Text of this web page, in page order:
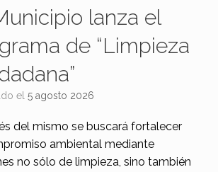
lanza el
de “Limpieza
el 5 agosto 2026
del mismo se buscará fortalecer
ambiental mediante
no sólo de limpieza, sino también